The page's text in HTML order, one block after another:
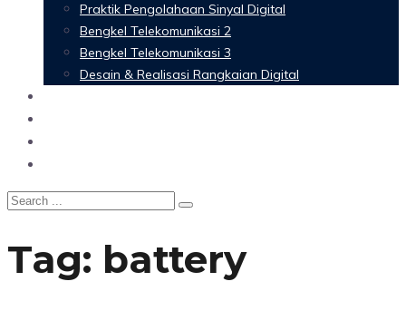
Praktik Pengolahaan Sinyal Digital
Bengkel Telekomunikasi 2
Bengkel Telekomunikasi 3
Desain & Realisasi Rangkaian Digital
Tag: battery